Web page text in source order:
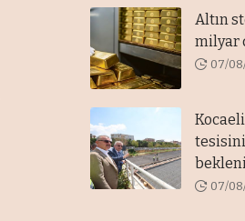
Altın
milyar
07/
07/